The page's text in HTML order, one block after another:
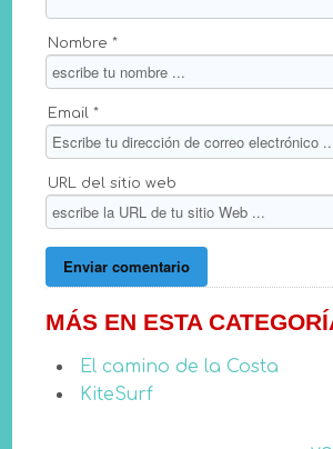
Nombre *
Email *
URL del sitio web
MÁS EN ESTA
El camino de la Costa
KiteSurf